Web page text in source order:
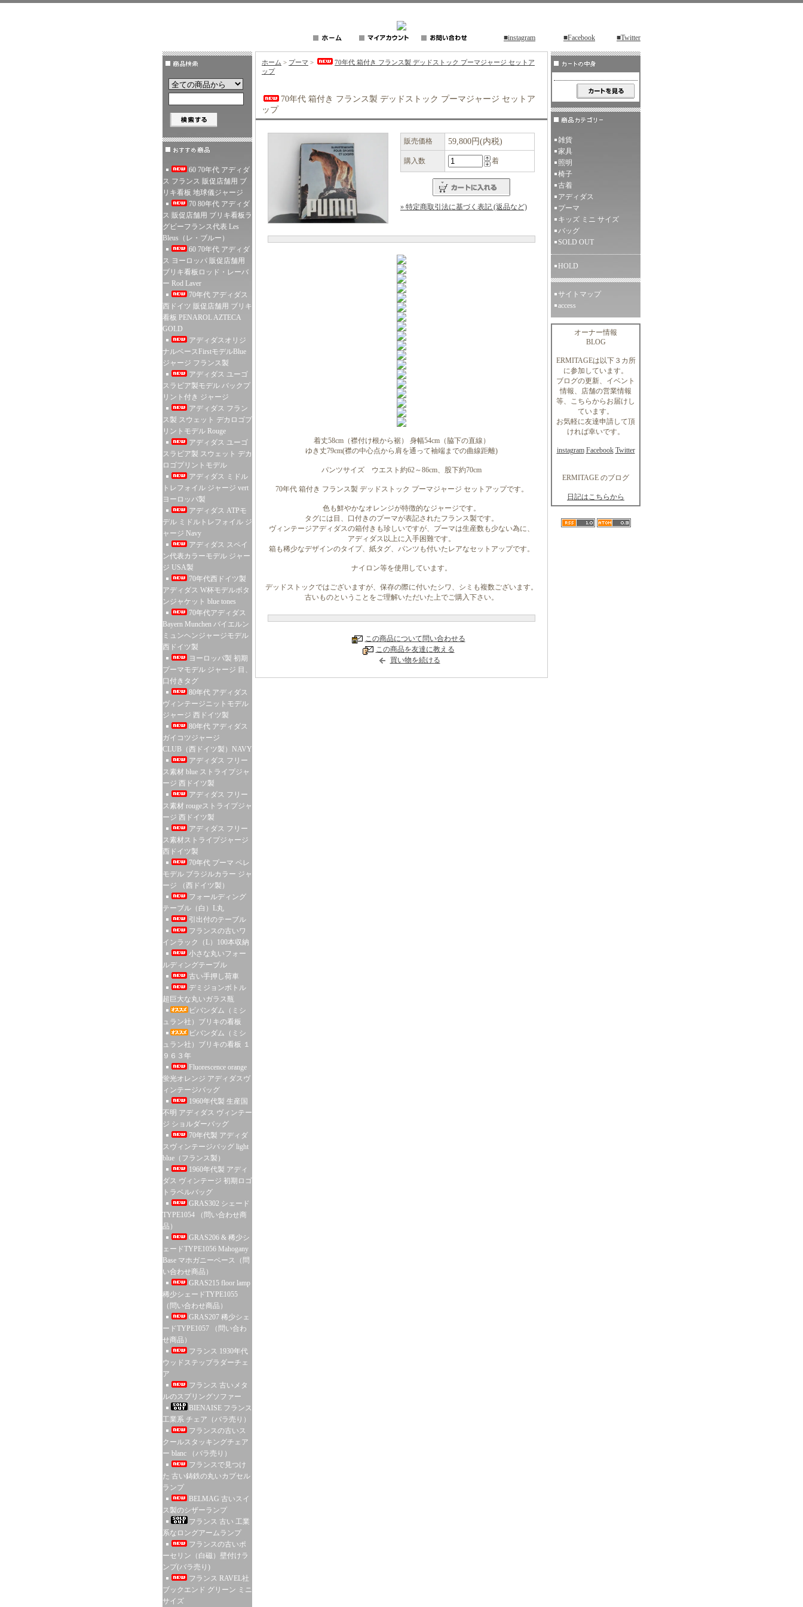
■instagram ■Facebook ■Twitter
60 70年代 アディダ
ス フランス 販促店舗用 ブ
リキ看板 地球儀ジャージ
70 80年代 アディダ
ス 販促店舗用 ブリキ看板ラ
グビーフランス代表 Les
Bleus（レ・ブルー）
60 70年代 アディダ
ス ヨーロッパ 販促店舗用
ブリキ看板ロッド・レーバ
ー Rod Laver
70年代 アディダス
西ドイツ 販促店舗用 ブリキ
看板 PENAROL AZTECA
GOLD
アディダスオリジ
ナルベースFirstモデルBlue
ジャージ フランス製
アディダス ユーゴ
スラビア製モデル バックプ
リント付き ジャージ
アディダス フラン
ス製 スウェット デカロゴプ
リントモデル Rouge
アディダス ユーゴ
スラビア製 スウェット デカ
ロゴプリントモデル
アディダス ミドル
トレフォイル ジャージ vert
ヨーロッパ製
アディダス ATPモ
デル ミドルトレフォイル ジ
ャージ Navy
アディダス スペイ
ン代表カラーモデル ジャー
ジ USA製
70年代西ドイツ製
アディダス W杯モデルボタ
ンジャケット blue tones
70年代アディダス
Bayern Munchen バイエルン
ミュンヘンジャージモデル
西ドイツ製
ヨーロッパ製 初期
プーマモデル ジャージ 目、
口付きタグ
80年代 アディダス
ヴィンテージニットモデル
ジャージ 西ドイツ製
80年代 アディダス
ガイコツジャージ
CLUB（西ドイツ製）NAVY
アディダス フリー
ス素材 blue ストライプジャ
ージ 西ドイツ製
アディダス フリー
ス素材 rougeストライプジャ
ージ 西ドイツ製
アディダス フリー
ス素材ストライプジャージ
西ドイツ製
70年代 プーマ ペレ
モデル ブラジルカラー ジャ
ージ （西ドイツ製）
フォールディング
テーブル（白）L丸
引出付のテーブル
フランスの古いワ
インラック（L）100本収納
小さな丸いフォー
ルディングテーブル
古い手押し荷車
デミジョンボトル
超巨大な丸いガラス瓶
ビバンダム（ミシ
ュラン社）ブリキの看板
ビバンダム（ミシ
ュラン社）ブリキの看板 １
９６３年
Fluorescence orange
蛍光オレンジ アディダスヴ
ィンテージバッグ
1960年代製 生産国
不明 アディダス ヴィンテー
ジ ショルダーバッグ
70年代製 アディダ
スヴィンテージバッグ light
blue（フランス製）
1960年代製 アディ
ダス ヴィンテージ 初期ロゴ
トラベルバッグ
GRAS302 シェード
TYPE1054 （問い合わせ商
品）
GRAS206 & 稀少シ
ェードTYPE1056 Mahogany
Base マホガニーベース（問
い合わせ商品）
GRAS215 floor lamp
稀少シェードTYPE1055
（問い合わせ商品）
GRAS207 稀少シェ
ードTYPE1057 （問い合わ
せ商品）
フランス 1930年代
ウッドステップラダーチェ
ア
フランス 古いメタ
ルのスプリングソファー
BIENAISE フランス
工業系 チェア（バラ売り）
フランスの古いス
クールスタッキングチェア
ー blanc （バラ売り）
フランスで見つけ
た 古い鋳鉄の丸いカプセル
ランプ
BELMAG 古いスイ
ス製のシザーランプ
フランス 古い 工業
系なロングアームランプ
フランスの古いポ
ーセリン（白磁）壁付けラ
ンプ(バラ売り)
フランス RAVEL社
ブックエンド グリーン ミニ
サイズ
ホーム > プーマ >
70年代 箱付き フランス製 デッドストック プーマジャージ セットア
ップ
70年代 箱付き フランス製 デッドストック プーマジャージ セットア
ップ
販売価格 59,800円(内税)
購入数 着
» 特定商取引法に基づく表記 (返品など)
着丈58cm（襟付け根から裾） 身幅54cm（脇下の直線）
ゆき丈79cm(襟の中心点から肩を通って袖端までの曲線距離)
パンツサイズ ウエスト約62～86cm、股下約70cm
70年代 箱付き フランス製 デッドストック プーマジャージ セットアップです。
色も鮮やかなオレンジが特徴的なジャージです。
タグには目、口付きのプーマが表記されたフランス製です。
ヴィンテージアディダスの箱付きも珍しいですが、プーマは生産数も少ない為に、
アディダス以上に入手困難です。
箱も稀少なデザインのタイプ、紙タグ、パンツも付いたレアなセットアップです。
ナイロン等を使用しています。
デッドストックではございますが、保存の際に付いたシワ、シミも複数ございます。
古いものということをご理解いただいた上でご購入下さい。
この商品について問い合わせる
この商品を友達に教える
買い物を続ける
雑貨
家具
照明
椅子
古着
アディダス
プーマ
キッズ ミニ サイズ
バッグ
SOLD OUT
HOLD
サイトマップ
access
オーナー情報
BLOG
ERMITAGEは以下３カ所
に参加しています。
ブログの更新、イベント
情報、店舗の営業情報
等、こちらからお届けし
ています。
お気軽に友達申請して頂
ければ幸いです。
instagram Facebook Twitter
ERMITAGE のブログ
日記はこちらから